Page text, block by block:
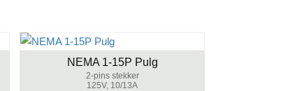
NEMA 1-15P Pulg
2-pins stekker
125V, 10/13A